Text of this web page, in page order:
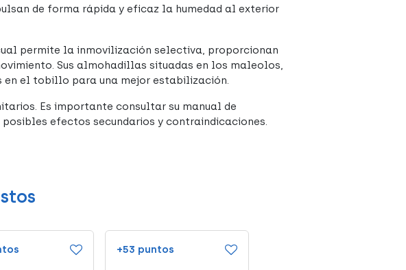
de forma rápida y eficaz la humedad al exterior
permite la inmovilización selectiva, proporcionan
Sus almohadillas situadas en los maleolos,
en el tobillo para una mejor estabilización.
Es importante consultar su manual de
efectos secundarios y contraindicaciones.
+53 puntos